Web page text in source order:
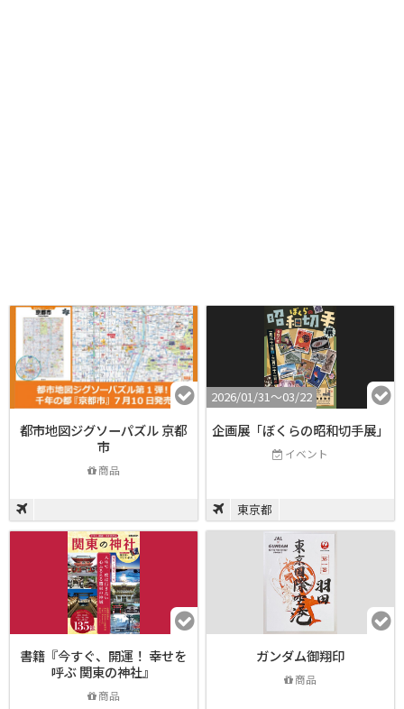
都市地図ジグソーパズル 京都
市
商品
2026/01/31〜03/22
企画展「ぼくらの昭和切手展」
イベント
東京都
書籍『今すぐ、開運！ 幸せを
呼ぶ 関東の神社』
商品
ガンダム御翔印
商品